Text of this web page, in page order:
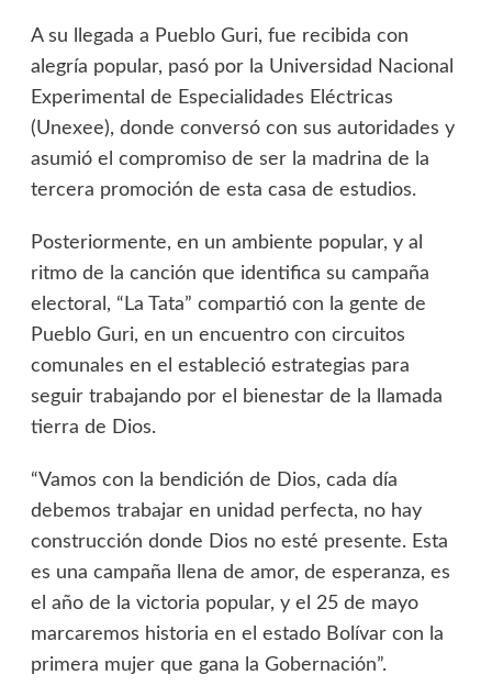
A su llegada a Pueblo Guri, fue recibida con
alegría popular, pasó por la Universidad Nacional
Experimental de Especialidades Eléctricas
(Unexee), donde conversó con sus autoridades y
asumió el compromiso de ser la madrina de la
tercera promoción de esta casa de estudios.
Posteriormente, en un ambiente popular, y al
ritmo de la canción que identifica su campaña
electoral, “La Tata” compartió con la gente de
Pueblo Guri, en un encuentro con circuitos
comunales en el estableció estrategias para
seguir trabajando por el bienestar de la llamada
tierra de Dios.
“Vamos con la bendición de Dios, cada día
debemos trabajar en unidad perfecta, no hay
construcción donde Dios no esté presente. Esta
es una campaña llena de amor, de esperanza, es
el año de la victoria popular, y el 25 de mayo
marcaremos historia en el estado Bolívar con la
primera mujer que gana la Gobernación”.